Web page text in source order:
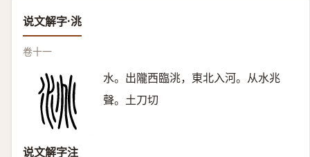
说文解字·洮
卷十一
水。出隴西臨洮，東北入河。从水兆
聲。土刀切
说文解字注